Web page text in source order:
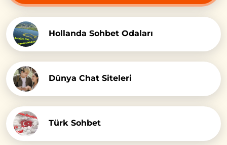
Hollanda Sohbet Odaları
Dünya Chat Siteleri
Türk Sohbet